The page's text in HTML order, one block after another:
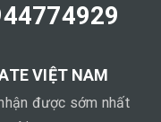
VIỆT NAM
được sớm nhất